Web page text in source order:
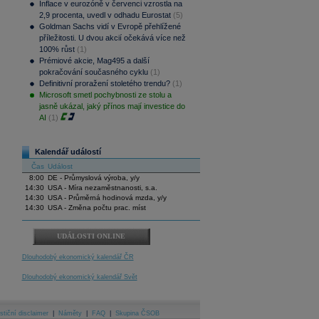
Inflace v eurozóně v červenci vzrostla na
2,9 procenta, uvedl v odhadu Eurostat (5)
Goldman Sachs vidí v Evropě přehlížené
příležitosti. U dvou akcií očekává více než
100% růst (1)
Prémiové akcie, Mag495 a další
pokračování současného cyklu (1)
Definitivní proražení stoletého trendu? (1)
Microsoft smetl pochybnosti ze stolu a
jasně ukázal, jaký přínos mají investice do
AI (1)
Kalendář událostí
Čas Událost
8:00
DE - Průmyslová výroba, y/y
14:30 USA - Míra nezaměstnanosti, s.a.
14:30 USA - Průměrná hodinová mzda, y/y
14:30 USA - Změna počtu prac. míst
UDÁLOSTI ONLINE
Dlouhodobý ekonomický kalendář ČR
Dlouhodobý ekonomický kalendář Svět
disclaimer Náměty FAQ Skupina ČSOB